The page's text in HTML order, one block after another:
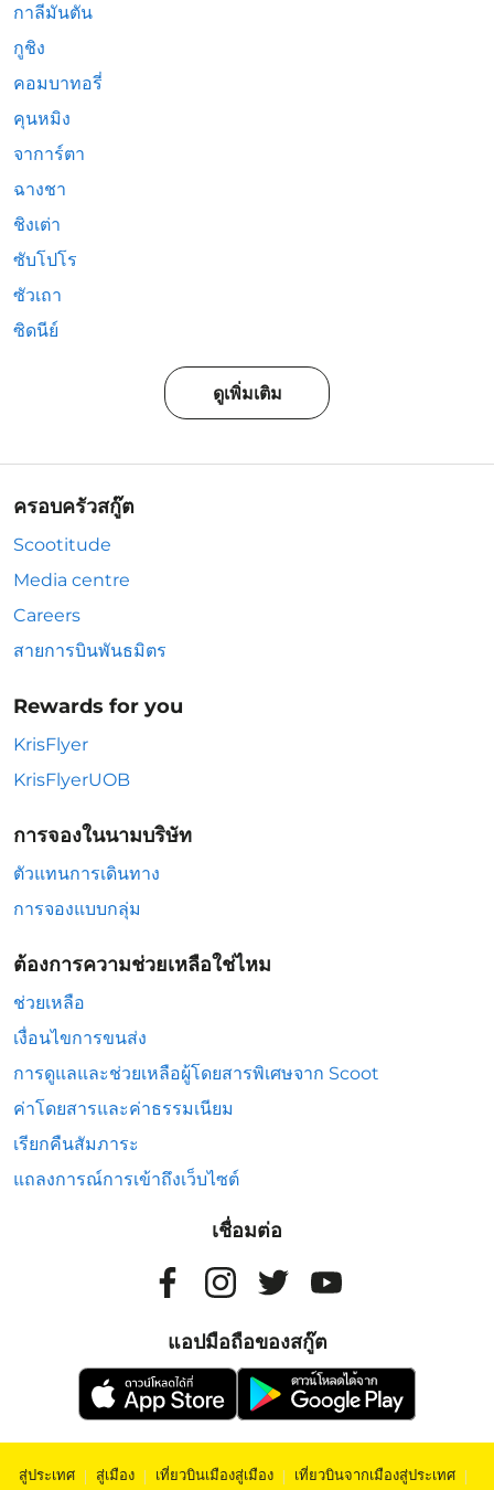
กาลีมันตัน
กูชิง
คอมบาทอรี่
คุนหมิง
จาการ์ตา
ฉางชา
ชิงเต่า
ซับโปโร
ซัวเถา
ซิดนีย์
ดูเพิ่มเติม
ครอบครัวสกู๊ต
Scootitude
Media centre
Careers
สายการบินพันธมิตร
Rewards for you
KrisFlyer
KrisFlyerUOB
การจองในนามบริษัท
ตัวแทนการเดินทาง
การจองแบบกลุ่ม
ต้องการความช่วยเหลือใช่ไหม
ช่วยเหลือ
เงื่อนไขการขนส่ง
การดูแลและช่วยเหลือผู้โดยสารพิเศษจาก Scoot
ค่าโดยสารและค่าธรรมเนียม
เรียกคืนสัมภาระ
แถลงการณ์การเข้าถึงเว็บไซต์
เชื่อมต่อ
แอปมือถือของสกู๊ต
สู่ประเทศ | สู่เมือง | เที่ยวบินเมืองสู่เมือง | เที่ยวบินจากเมืองสู่ประเทศ |